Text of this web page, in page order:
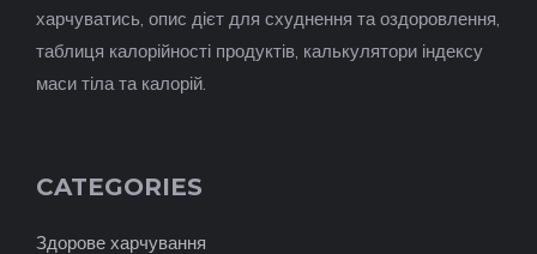
харчуватись, опис дієт для схуднення та оздоровлення,
таблиця калорійності продуктів, калькулятори індексу
маси тіла та калорій.
CATEGORIES
Здорове харчування